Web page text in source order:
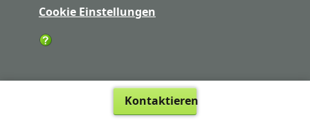
Cookie Einstellungen
Kontaktieren